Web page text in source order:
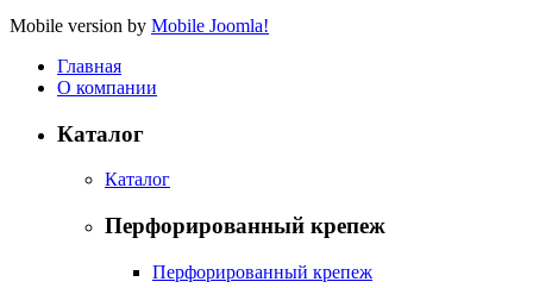
Mobile version by Mobile Joomla!
Главная
О компании
Каталог
Каталог
Перфорированный крепеж
Перфорированный крепеж